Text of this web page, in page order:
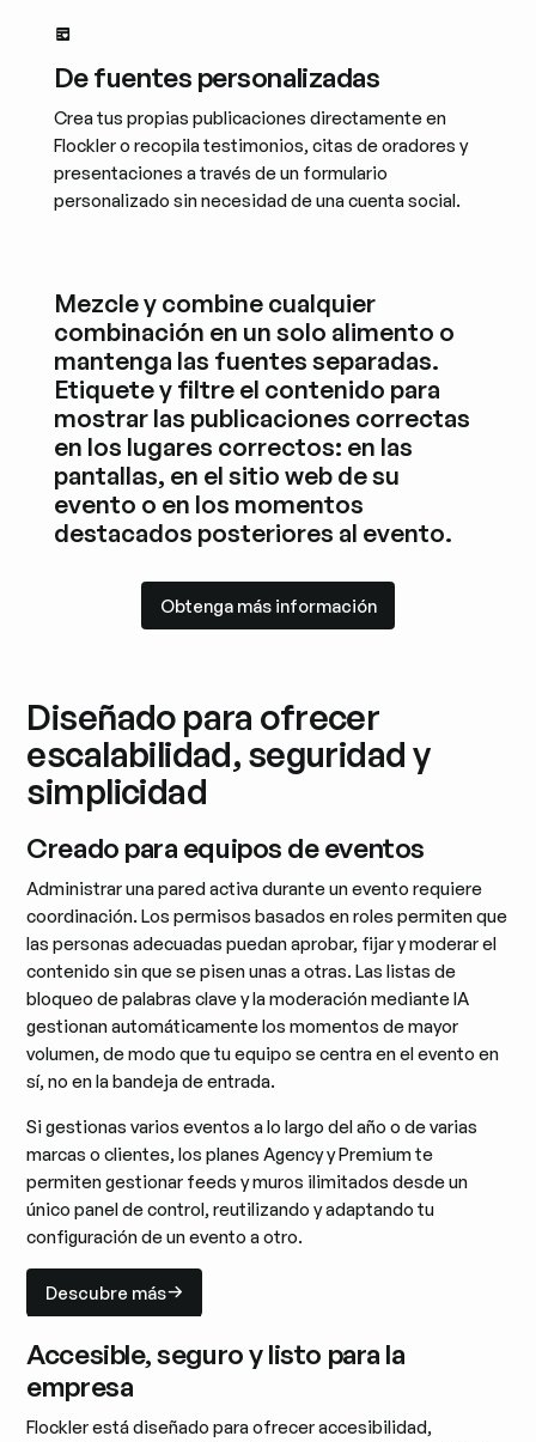
De fuentes personalizadas
Crea tus propias publicaciones directamente en
Flockler o recopila testimonios, citas de oradores y
presentaciones a través de un formulario
personalizado sin necesidad de una cuenta social.
Mezcle y combine cualquier
combinación en un solo alimento o
mantenga las fuentes separadas.
Etiquete y filtre el contenido para
mostrar las publicaciones correctas
en los lugares correctos: en las
pantallas, en el sitio web de su
evento o en los momentos
destacados posteriores al evento.
Obtenga más información
Obtenga más información
Diseñado para ofrecer
escalabilidad, seguridad y
simplicidad
Creado para equipos de eventos
Administrar una pared activa durante un evento requiere
coordinación. Los permisos basados en roles permiten que
las personas adecuadas puedan aprobar, fijar y moderar el
contenido sin que se pisen unas a otras. Las listas de
bloqueo de palabras clave y la moderación mediante IA
gestionan automáticamente los momentos de mayor
volumen, de modo que tu equipo se centra en el evento en
sí, no en la bandeja de entrada.
Si gestionas varios eventos a lo largo del año o de varias
marcas o clientes, los planes Agency y Premium te
permiten gestionar feeds y muros ilimitados desde un
único panel de control, reutilizando y adaptando tu
configuración de un evento a otro.
Descubre más
Accesible, seguro y listo para la
empresa
Flockler está diseñado para ofrecer accesibilidad,